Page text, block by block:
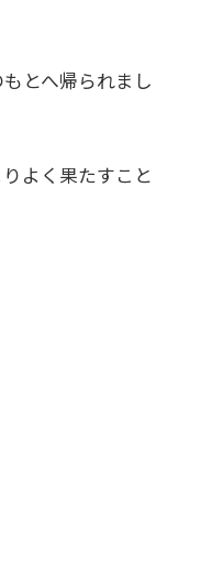
とへ帰られまし
よく果たすこと